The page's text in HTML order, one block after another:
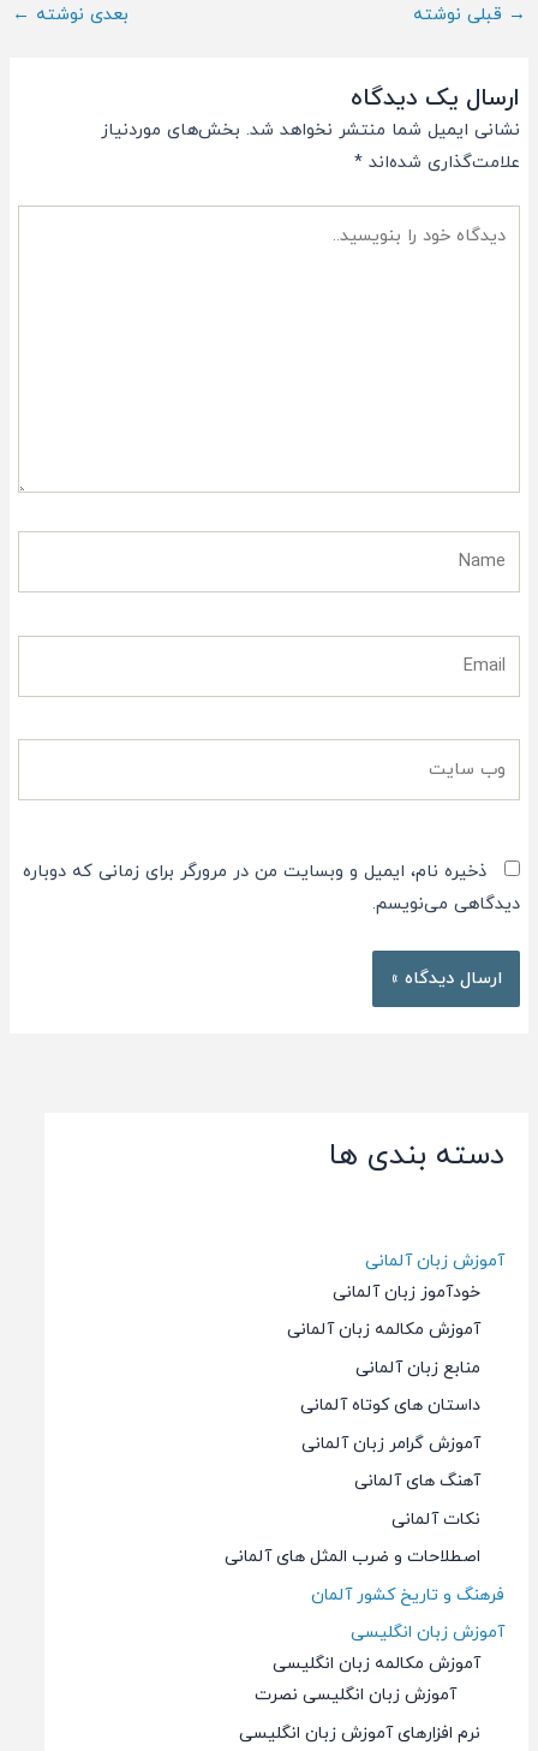
دسته بندی ها
آموزش زبان آلمانی
خودآموز زبان آلمانی
آموزش مکالمه زبان آلمانی
منابع زبان آلمانی
داستان های کوتاه آلمانی
آموزش گرامر زبان آلمانی
آهنگ های آلمانی
نکات آلمانی
اصطلاحات و ضرب المثل های آلمانی
فرهنگ و تاریخ کشور آلمان
آموزش زبان انگلیسی
آموزش مکالمه زبان انگلیسی
آموزش زبان انگلیسی نصرت
نرم افزارهای آموزش زبان انگلیسی
ناوبری
→قبلی نوشته بعدی نوشته ←
ارسال یک دیدگاه
نشانی ایمیل شما منتشر نخواهد شد. بخش‌های موردنیاز
علامت‌گذاری شده‌اند *
دیدگاه
ذخیره نام، ایمیل و وبسایت من در مرورگر برای زمانی که دوباره
دیدگاهی می‌نویسم.